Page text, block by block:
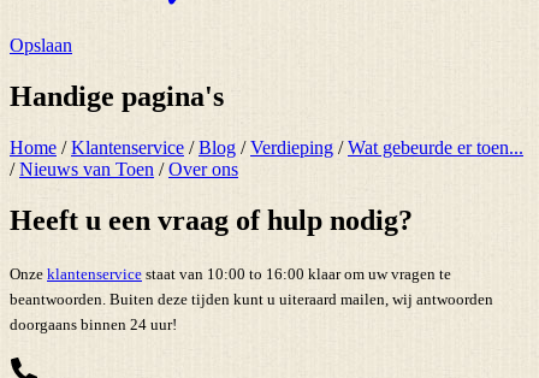
Opslaan
Handige pagina's
Home /Klantenservice /Blog /Verdieping /Wat gebeurde er toen...
/Nieuws van Toen /Over ons
Heeft u een vraag of hulp nodig?
Onze klantenservice staat van 10:00 to 16:00 klaar om uw vragen te
beantwoorden. Buiten deze tijden kunt u uiteraard mailen, wij antwoorden
doorgaans binnen 24 uur!